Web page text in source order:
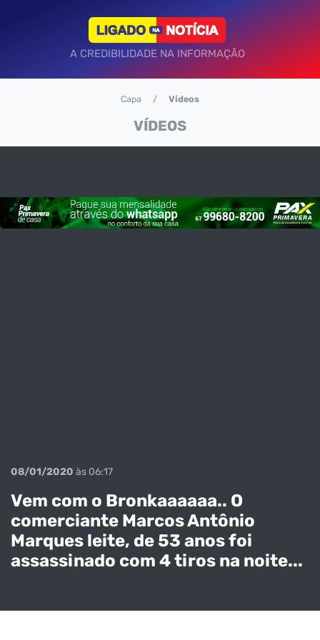
A CREDIBILIDADE NA INFORMAÇÃO
VÍDEOS
Capa Vídeos
08/01/2020 às 06:17
Vem com o Bronkaaaaaa.. O
comerciante Marcos Antônio
Marques leite, de 53 anos foi
assassinado com 4 tiros na noite...